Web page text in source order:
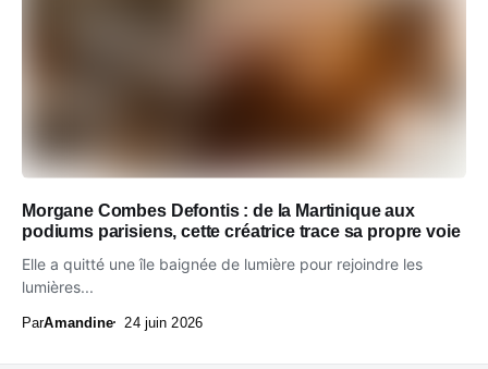
Morgane Combes Defontis : de la Martinique aux
podiums parisiens, cette créatrice trace sa propre voie
Elle a quitté une île baignée de lumière pour rejoindre les
lumières...
ParAmandine 24 juin 2026